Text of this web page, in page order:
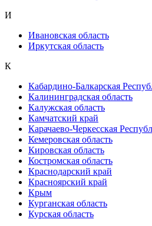
И
Ивановская область
Иркутская область
К
Кабардино-Балкарская
Калининградская область
Калужская область
Камчатский край
Карачаево-Черкесская
Кемеровская область
Кировская область
Костромская область
Краснодарский край
Красноярский край
Крым
Курганская область
Курская область